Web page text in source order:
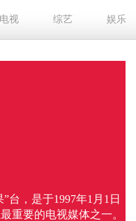
电视 综艺 娱乐
台，是于1997年1月1日
重要的电视媒体之一。